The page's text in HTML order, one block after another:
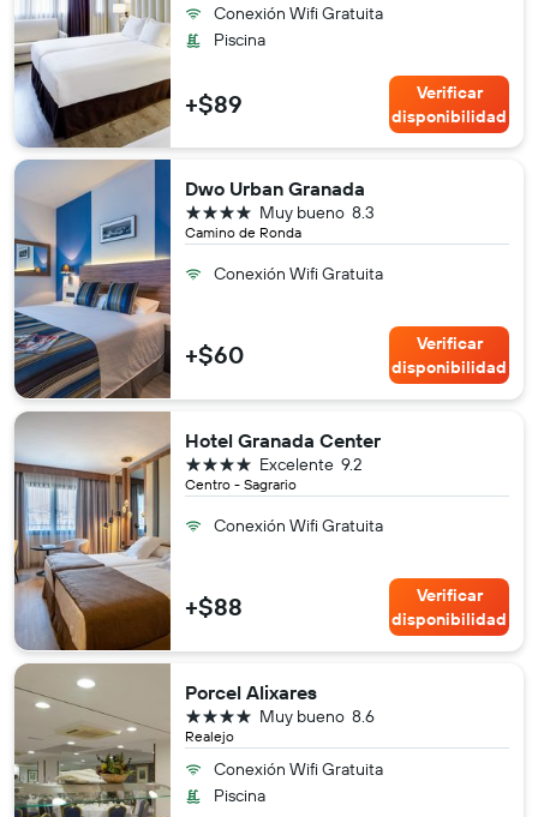
Conexión Wifi Gratuita
Piscina
+$89
Verificar
disponibilidad
Dwo Urban Granada
Camino de Ronda
8.3
Muy bueno
4 estrellas
Conexión Wifi Gratuita
+$60
Verificar
disponibilidad
Hotel Granada Center
Centro - Sagrario
9.2
Excelente
4 estrellas
Conexión Wifi Gratuita
+$88
Verificar
disponibilidad
Porcel Alixares
Realejo
8.6
Muy bueno
4 estrellas
Conexión Wifi Gratuita
Piscina